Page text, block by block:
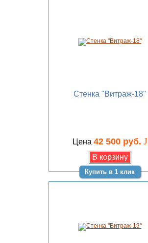
Стенка "Витраж-18"
Цена 42 500 руб. J
Купить в 1 клик